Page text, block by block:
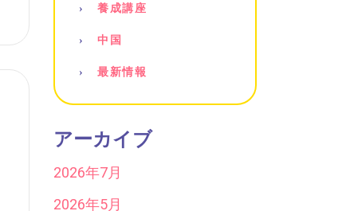
養成講座
中国
最新情報
アーカイブ
2026年7月
2026年5月